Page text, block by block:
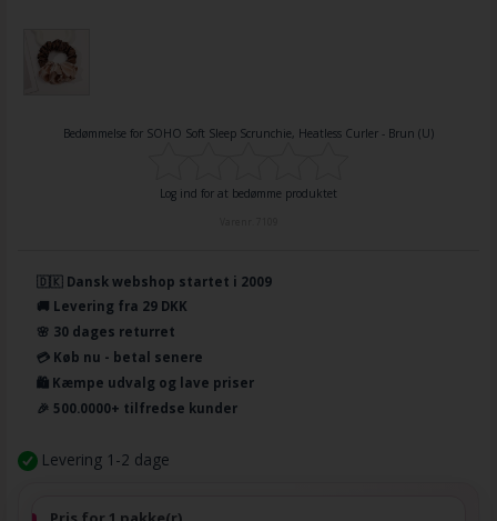
Bedømmelse for SOHO Soft Sleep Scrunchie, Heatless Curler - Brun (U)
Log ind for at bedømme produktet
🇩🇰 Dansk webshop startet i 2009
🚚 Levering fra 29 DKK
🌸 30 dages returret
💳 Køb nu - betal senere
🛍️ Kæmpe udvalg og lave priser
🎉 500.0000+ tilfredse kunder
Levering 1-2 dage